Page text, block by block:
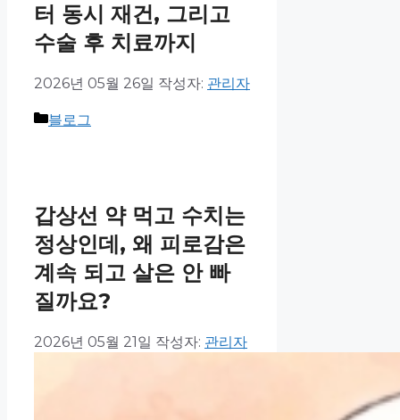
터 동시 재건, 그리고
수술 후 치료까지
2026년 05월 26일 작성자: 관리자
블로그
갑상선 약 먹고 수치는
정상인데, 왜 피로감은
계속 되고 살은 안 빠
질까요?
2026년 05월 21일 작성자: 관리자